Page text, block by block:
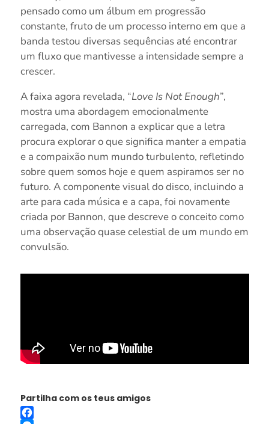
pensado como um álbum em progressão
constante, fruto de um processo interno em que a
banda testou diversas sequências até encontrar
um fluxo que mantivesse a intensidade sempre a
crescer.
A faixa agora revelada, “Love Is Not Enough”,
mostra uma abordagem emocionalmente
carregada, com Bannon a explicar que a letra
procura explorar o que significa manter a empatia
e a compaixão num mundo turbulento, refletindo
sobre quem somos hoje e quem aspiramos ser no
futuro. A componente visual do disco, incluindo a
arte para cada música e a capa, foi novamente
criada por Bannon, que descreve o conceito como
uma observação quase celestial de um mundo em
convulsão.
Partilha com os teus amigos